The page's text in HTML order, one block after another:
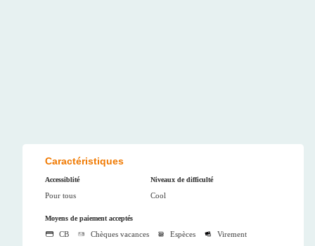
Caractéristiques
Accessiblité
Pour tous
Niveaux de difficulté
Cool
Moyens de paiement acceptés
CB Chèques vacances Espèces Virement